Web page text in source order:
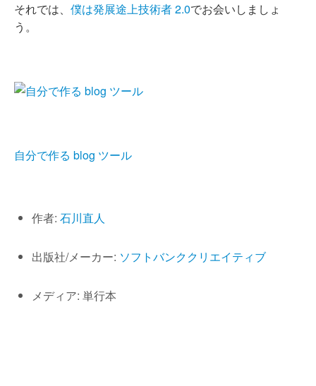
それでは、 僕は発展途上技術者 2.0でお会いしましょ
う。
自分で作る blog ツール
作者: 石川直人
出版社/メーカー: ソフトバンククリエイティブ
メディア: 単行本